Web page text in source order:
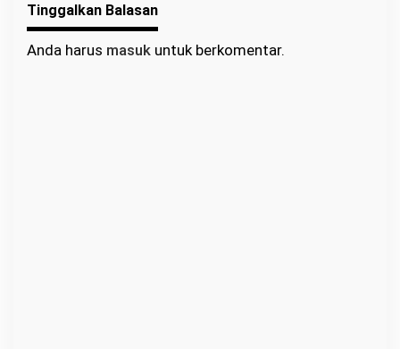
dan C
Tinggalkan Balasan
Anda harus masuk untuk berkomentar.